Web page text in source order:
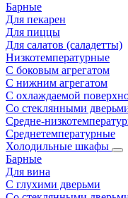
Барные
Для пекарен
Для пиццы
Для салатов (саладетты)
Низкотемпературные
С боковым агрегатом
С нижним агрегатом
С охлаждаемой
Со стеклянными
Средне-
Среднетемпературные
Холодильные шкафы
Барные
Для вина
С глухими дверьми